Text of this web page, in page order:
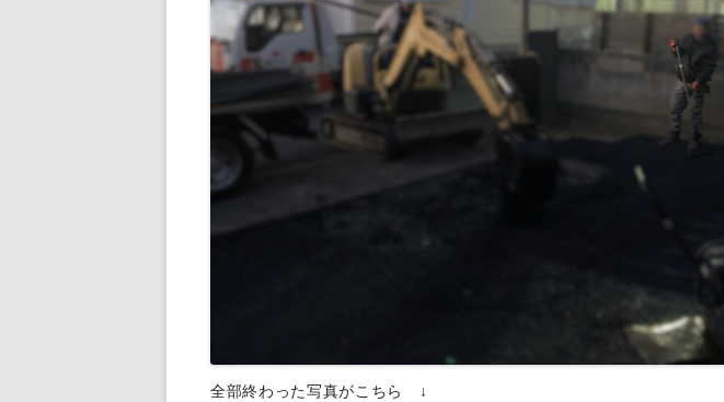
全部終わった写真がこちら ↓